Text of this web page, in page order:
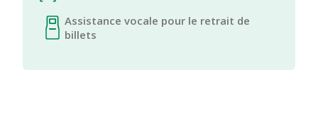
Assistance vocale pour le retrait de
billets